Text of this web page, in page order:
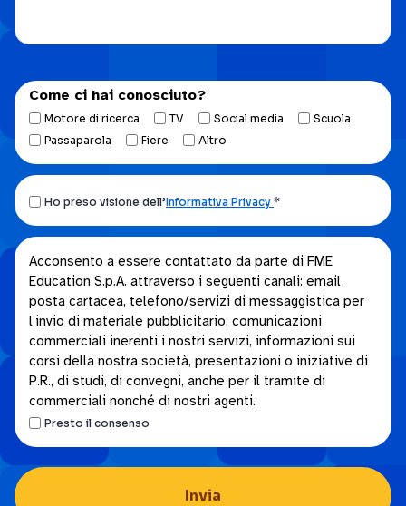
Come ci hai conosciuto?
Motore di ricerca TV Social media
Scuola
Passaparola
Fiere Altro
Ho
preso
visione
dell’Informativa
privacy.
*
Ho preso visione dell’Informativa Privacy *
Acconsento
a
essere
contattato
da
parte
FME
Acconsento a essere contattato da parte di FME
Education S.p.A. attraverso i seguenti canali: email,
posta cartacea, telefono/servizi di messaggistica per
l’invio di materiale pubblicitario, comunicazioni
commerciali inerenti i nostri servizi, informazioni sui
corsi della nostra società, presentazioni o iniziative di
P.R., di studi, di convegni, anche per il tramite di
commerciali nonché di nostri agenti.
Presto il consenso